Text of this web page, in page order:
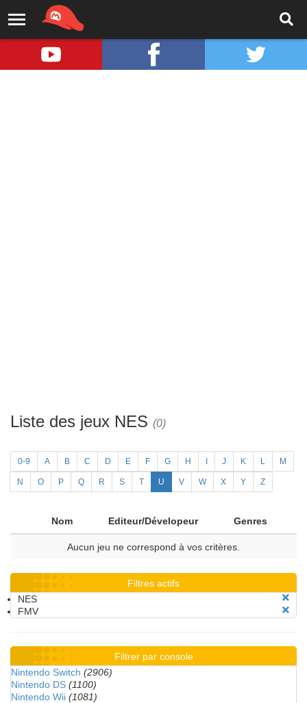
Liste des jeux NES (0)
0-9 A B C D E F G H J K L M
N O P Q R S T U V W X Y Z
Nom Editeur/Dévelopeur Genres
Aucun jeu ne correspond à vos critères.
Filtres actifs
NES
FMV
Filtrer par console
Nintendo Switch (2906)
Nintendo DS (1100)
Nintendo Wii (1081)